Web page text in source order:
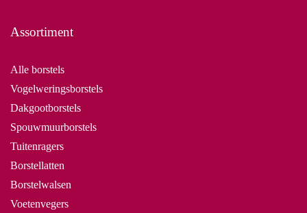
Assortiment
Alle borstels
Vogelweringsborstels
Dakgootborstels
Spouwmuurborstels
Tuitenragers
Borstellatten
Borstelwalsen
Voetenvegers